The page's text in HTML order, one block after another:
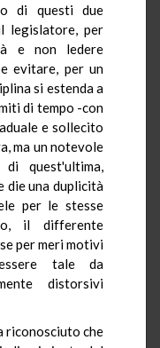
di questi due
legislatore, per
e non ledere
evitare, per un
si estenda a
di tempo -con
e sollecito
ma un notevole
quest'ultima,
die una duplicità
per le stesse
il differente
per meri motivi
tale da
distorsivi
riconosciuto che